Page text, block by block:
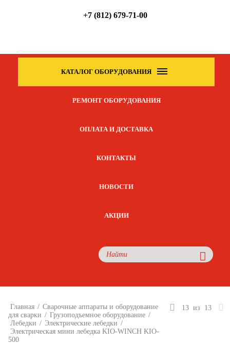
+7 (812) 679-71-00
КАТАЛОГ ОБОРУДОВАНИЯ
РЕМОНТ ОБОРУДОВАНИЯ
ОПЛАТА И ДОСТАВКА
КОНТАКТЫ
НОВОСТИ
АКЦИИ
Главная / Сварочные аппараты и оборудование
для сварки / Грузоподъемное оборудование /
Лебедки / Электрические лебедки /
Электрическая мини лебедка KIO-WINCH KIO-
500
13 из 13